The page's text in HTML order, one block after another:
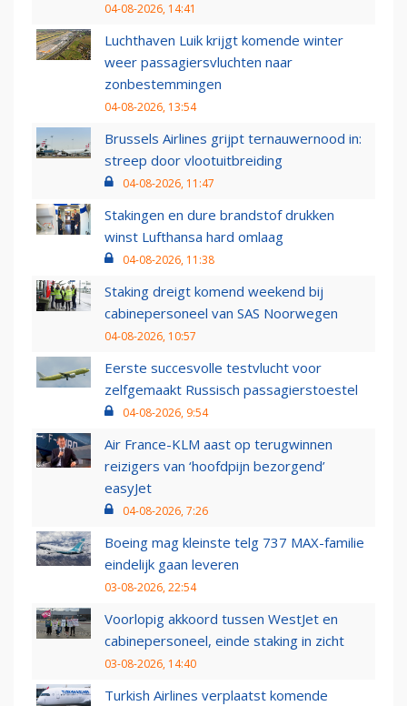
04-08-2026, 14:41
Luchthaven Luik krijgt komende winter
weer passagiersvluchten naar
zonbestemmingen
04-08-2026, 13:54
Brussels Airlines grijpt ternauwernood in:
streep door vlootuitbreiding
04-08-2026, 11:47
Stakingen en dure brandstof drukken
winst Lufthansa hard omlaag
04-08-2026, 11:38
Staking dreigt komend weekend bij
cabinepersoneel van SAS Noorwegen
04-08-2026, 10:57
Eerste succesvolle testvlucht voor
zelfgemaakt Russisch passagierstoestel
04-08-2026, 9:54
Air France-KLM aast op terugwinnen
reizigers van ‘hoofdpijn bezorgend’
easyJet
04-08-2026, 7:26
Boeing mag kleinste telg 737 MAX-familie
eindelijk gaan leveren
03-08-2026, 22:54
Voorlopig akkoord tussen WestJet en
cabinepersoneel, einde staking in zicht
03-08-2026, 14:40
Turkish Airlines verplaatst komende